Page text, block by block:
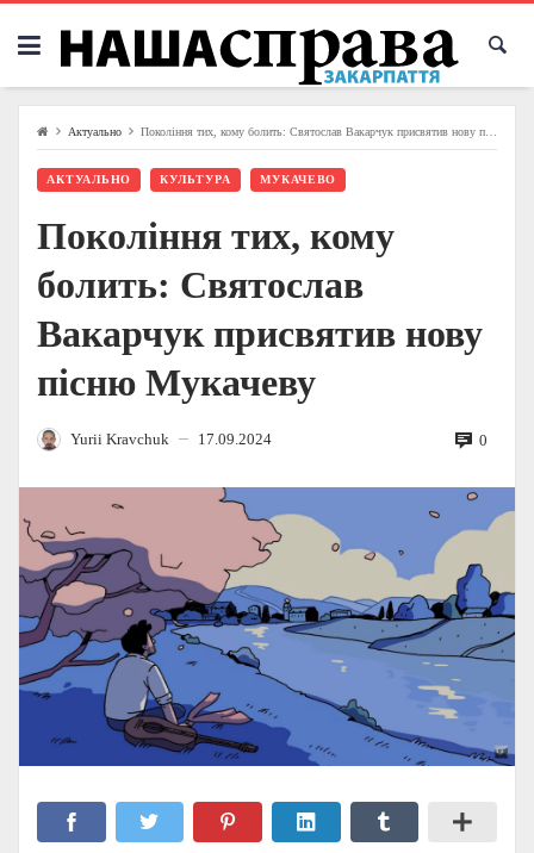
Skip
content
Актуально Покоління тих, кому болить: Святослав Вакарчук присвятив нову пісню Мукачеву
АКТУАЛЬНО КУЛЬТУРА МУКАЧЕВО
Покоління тих, кому
болить: Святослав
Вакарчук присвятив нову
пісню Мукачеву
Yurii Kravchuk — 17.09.2024 0